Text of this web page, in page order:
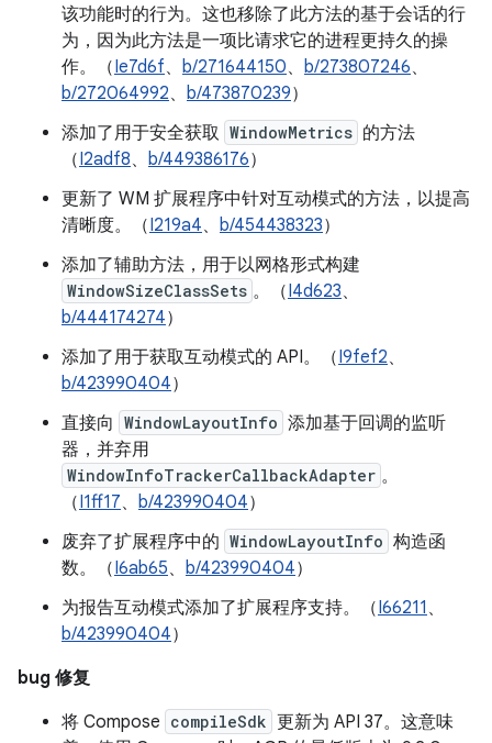
该功能时的行为。这也移除了此方法的基于会话的行
为，因为此方法是一项比请求它的进程更持久的操
作。（Ie7d6f、 b/271644150、 b/273807246、
b/272064992、 b/473870239）
添加了用于安全获取 WindowMetrics 的方法
（I2adf8、 b/449386176）
更新了 WM 扩展程序中针对互动模式的方法，以提高
清晰度。（I219a4、 b/454438323）
添加了辅助方法，用于以网格形式构建
WindowSizeClassSets 。（I4d623、
b/444174274）
添加了用于获取互动模式的 API。（I9fef2、
b/423990404）
直接向 WindowLayoutInfo 添加基于回调的监听
器，并弃用
WindowInfoTrackerCallbackAdapter 。
（I1ff17、 b/423990404）
废弃了扩展程序中的 WindowLayoutInfo 构造函
数。（I6ab65、 b/423990404）
为报告互动模式添加了扩展程序支持。（I66211 、
b/423990404）
bug 修复
将 Compose compileSdk 更新为 API 37。这意味